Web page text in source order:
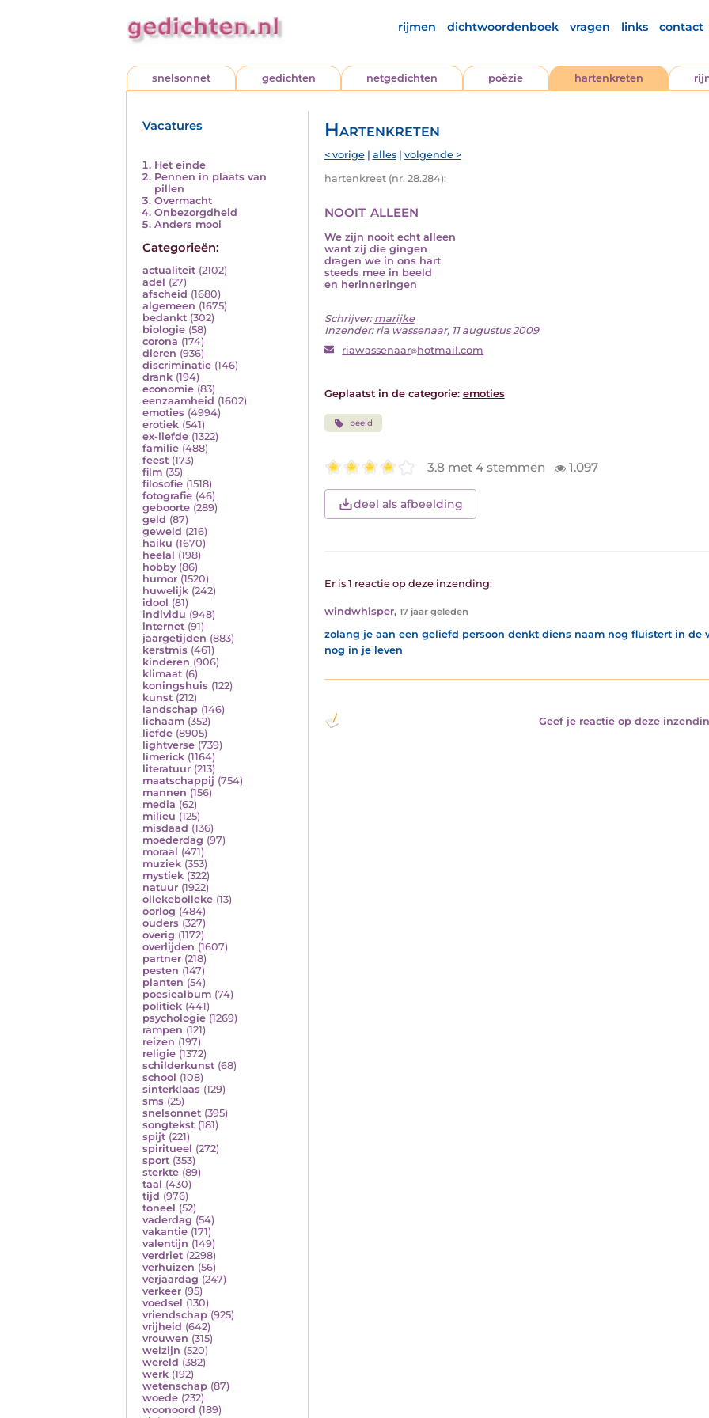
rijmen dichtwoordenboek vragen links contact
snelsonnet gedichten netgedichten poëzie hartenkreten
Vacatures
Het einde
Pennen in plaats van
pillen
Overmacht
Onbezorgdheid
Anders mooi
Categorieën:
actualiteit (2102)
adel (27)
afscheid (1680)
algemeen (1675)
bedankt (302)
biologie (58)
corona (174)
dieren (936)
discriminatie (146)
drank (194)
economie (83)
eenzaamheid (1602)
emoties (4994)
erotiek (541)
ex-liefde (1322)
familie (488)
feest (173)
film (35)
filosofie (1518)
fotografie (46)
geboorte (289)
geld (87)
geweld (216)
haiku (1670)
heelal (198)
hobby (86)
humor (1520)
huwelijk (242)
idool (81)
individu (948)
internet (91)
jaargetijden (883)
kerstmis (461)
kinderen (906)
klimaat (6)
koningshuis (122)
kunst (212)
landschap (146)
lichaam (352)
liefde (8905)
lightverse (739)
limerick (1164)
literatuur (213)
maatschappij (754)
mannen (156)
media (62)
milieu (125)
misdaad (136)
moederdag (97)
moraal (471)
muziek (353)
mystiek (322)
natuur (1922)
ollekebolleke (13)
oorlog (484)
ouders (327)
overig (1172)
overlijden (1607)
partner (218)
pesten (147)
planten (54)
poesiealbum (74)
politiek (441)
psychologie (1269)
rampen (121)
reizen (197)
religie (1372)
schilderkunst (68)
school (108)
sinterklaas (129)
sms (25)
snelsonnet (395)
songtekst (181)
spijt (221)
spiritueel (272)
sport (353)
sterkte (89)
taal (430)
tijd (976)
toneel (52)
vaderdag (54)
vakantie (171)
valentijn (149)
verdriet (2298)
verhuizen (56)
verjaardag (247)
verkeer (95)
voedsel (130)
vriendschap (925)
vrijheid (642)
vrouwen (315)
welzijn (520)
wereld (382)
werk (192)
wetenschap (87)
woede (232)
woonoord (189)
Hartenkreten
< vorige| alles| volgende >
hartenkreet (nr. 28.284):
nooit alleen
We zijn nooit echt alleen
want zij die gingen
dragen we in ons hart
steeds mee in beeld
en herinneringen
Schrijver: marijke
Inzender: ria wassenaar, 11 augustus 2009
riawassenaar hotmail.com
Geplaatst in de categorie: emoties
beeld
3.8 met 4 stemmen 1.097
deel als afbeelding
Er is 1 reactie op deze inzending:
windwhisper, 17 jaar geleden
zolang je aan een geliefd persoon denkt diens naam nog fluistert in de
nog in je leven
Geef je reactie op deze